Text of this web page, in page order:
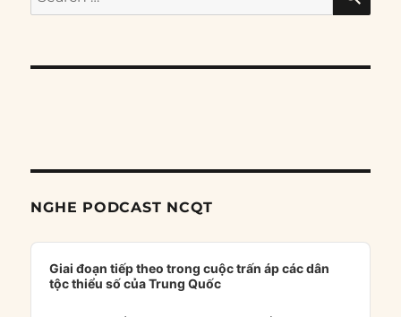
for:
NGHE PODCAST NCQT
Audio
Player
Giai đoạn tiếp theo trong cuộc trấn áp các dân
tộc thiểu số của Trung Quốc